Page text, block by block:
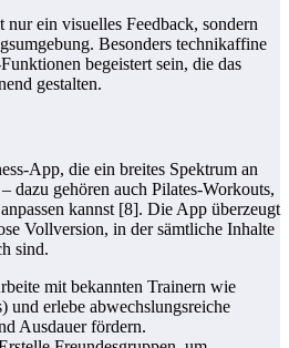
ein visuelles Feedback, sondern
Besonders technikaffine
begeistert sein, die das
gestalten.
App, die ein breites Spektrum an
dazu gehören auch Pilates-Workouts,
kannst [8]. Die App überzeugt
Vollversion, in der sämtliche Inhalte
sind.
mit bekannten Trainern wie
und erlebe abwechslungsreiche
Ausdauer fördern.